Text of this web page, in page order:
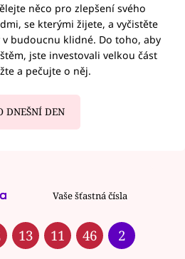
něco pro zlepšení svého
se kterými žijete, a vyčistěte
v budoucnu klidné. Do toho, aby
jste investovali velkou část
a pečujte o něj.
DNEŠNÍ DEN
Vaše šťastná čísla
13 11 46 2